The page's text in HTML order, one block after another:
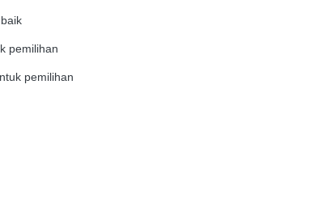
pemilihan
pemilihan